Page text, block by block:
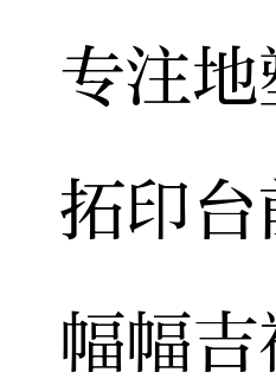
专注
拓印
幅幅